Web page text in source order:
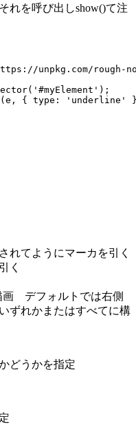
れを呼び出しshow()て注
unpkg.com/rough-
{ type: 'underline'
てようにマーカを引く
く
デフォルトでは右側
ずれかまたはすべてに構
どうかを指定